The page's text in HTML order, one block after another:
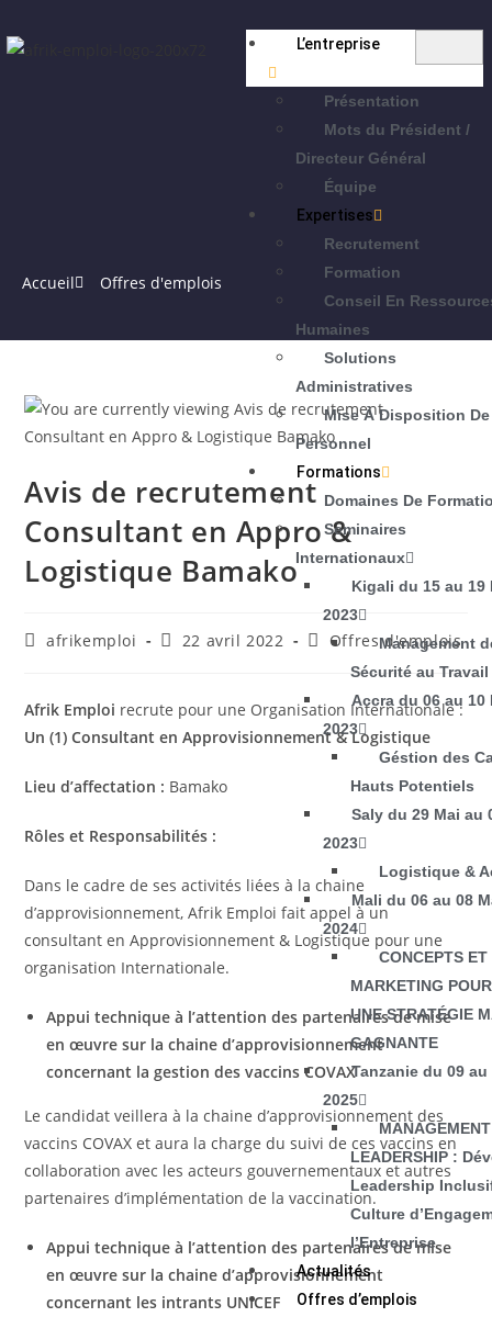
L’entreprise
Présentation
Mots du Président /
Directeur Général
Équipe
Expertises
Recrutement
Formation
Conseil En
Humaines
Solutions
Administratives
Mise À Disposition De
Personnel
Formations
Domaines De
Seminaires
Internationaux
Kigali du 15 au 19
2023
Management
Sécurité au Travail
Accra du 06 au 10
2023
Géstion des
Hauts Potentiels
Saly du 29 Mai au
2023
Logistique &
Mali du 06 au 08
2024
CONCEPTS
MARKETING
UNE STRATÉGIE
GAGNANTE
Tanzanie du 09 au
2025
LEADERSHIP :
Leadership
Culture
l’Entreprise
Actualités
Offres d’emplois
Accueil Offres d'emplois
Avis de recrutement
Consultant en Appro &
Logistique Bamako
afrikemploi 22 avril 2022 Offres d'emplois
Afrik Emploi recrute pour une Organisation Internationale :
Un (1) Consultant en Approvisionnement & Logistique
Lieu d’affectation : Bamako
Rôles et Responsabilités :
Dans le cadre de ses activités liées à la chaine
d’approvisionnement, Afrik Emploi fait appel à un
consultant en Approvisionnement & Logistique pour une
organisation Internationale.
Appui technique à l’attention des partenaires de mise
en œuvre sur la chaine d’approvisionnement
concernant la gestion des vaccins COVAX
Le candidat veillera à la chaine d’approvisionnement des
vaccins COVAX et aura la charge du suivi de ces vaccins en
collaboration avec les acteurs gouvernementaux et autres
partenaires d’implémentation de la vaccination.
Appui technique à l’attention des partenaires de mise
en œuvre sur la chaine d’approvisionnement
concernant les intrants UNICEF